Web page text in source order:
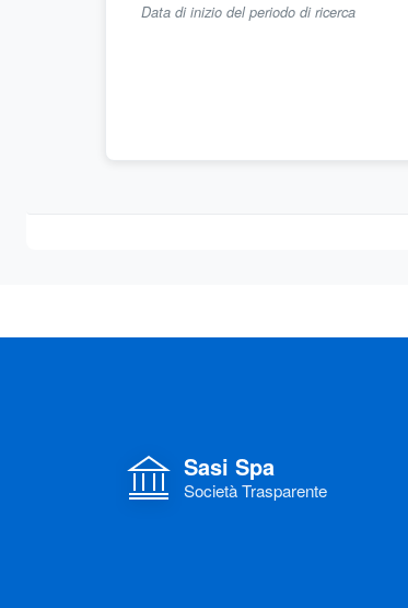
Data di inizio del periodo di ricerca
Sasi Spa
Società Trasparente